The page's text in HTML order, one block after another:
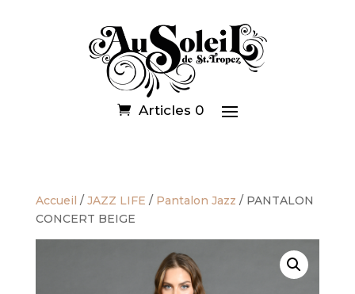
Articles 0
Accueil / JAZZ LIFE / Pantalon Jazz / PANTALON
CONCERT BEIGE